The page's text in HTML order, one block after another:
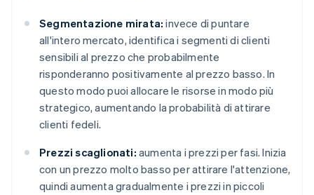
Segmentazione mirata: invece di puntare
all'intero mercato, identifica i segmenti di clienti
sensibili al prezzo che probabilmente
risponderanno positivamente al prezzo basso. In
questo modo puoi allocare le risorse in modo più
strategico, aumentando la probabilità di attirare
clienti fedeli.
Prezzi scaglionati: aumenta i prezzi per fasi. Inizia
con un prezzo molto basso per attirare l'attenzione,
quindi aumenta gradualmente i prezzi in piccoli